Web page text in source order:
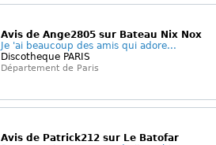
Avis de Ange2805 sur Bateau Nix Nox
Je 'ai beaucoup des amis qui adore...
Discotheque PARIS
Département de Paris
Avis de Patrick212 sur Le Batofar